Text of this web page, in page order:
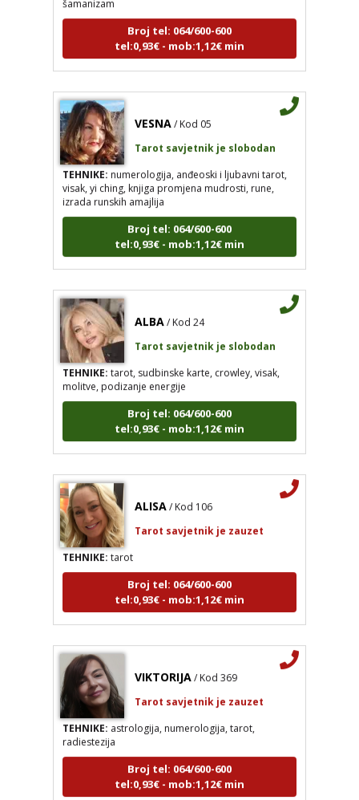
Broj tel: 064/600-600
tel:0,93€ - mob:1,12€ min
TEHNIKE:numerologija, anđeoski i ljubavni tarot,
visak, yi ching, knjiga promjena mudrosti, rune,
izrada runskih amajlija
Broj tel: 064/600-600
tel:0,93€ - mob:1,12€ min
TEHNIKE:tarot, sudbinske karte, crowley, visak,
molitve, podizanje energije
Broj tel: 064/600-600
tel:0,93€ - mob:1,12€ min
TEHNIKE:tarot
Broj tel: 064/600-600
tel:0,93€ - mob:1,12€ min
TEHNIKE:astrologija, numerologija, tarot,
radiestezija
Broj tel: 064/600-600
tel:0,93€ - mob:1,12€ min